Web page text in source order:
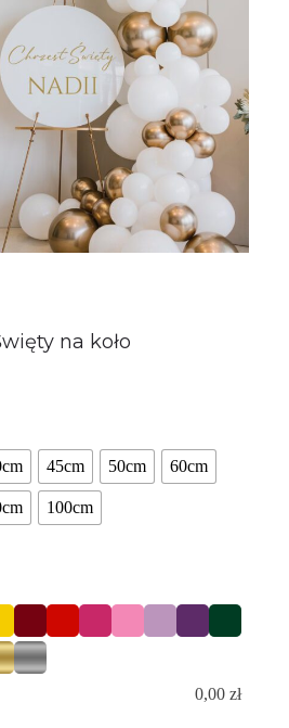
na koło
45cm 50cm 60cm
100cm
0,00zł